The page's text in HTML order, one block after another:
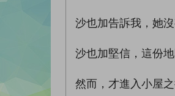
沙也加告訴我，她
沙也加堅信，這份
然而，才進入小屋